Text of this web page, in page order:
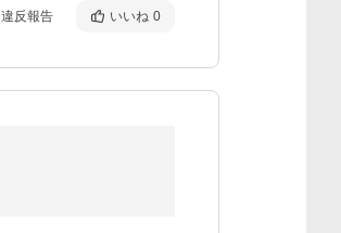
違反報告 いいね 0